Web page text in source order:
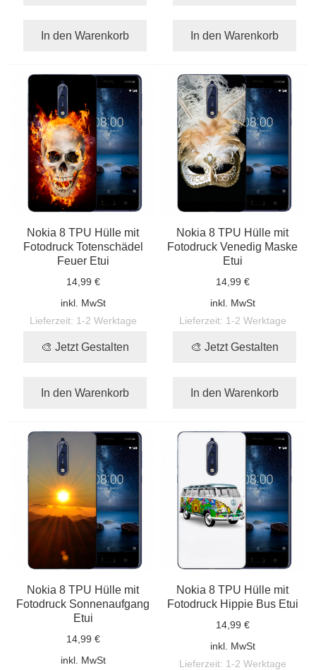
In den Warenkorb In den Warenkorb
Nokia 8 TPU Hülle mit
Fotodruck Totenschädel
Feuer Etui
14,99 €
inkl. MwSt
Lieferzeit: 1-2 Werktage
🎨 Jetzt Gestalten
In den Warenkorb
Nokia 8 TPU Hülle mit
Fotodruck Venedig Maske
Etui
14,99 €
inkl. MwSt
Lieferzeit: 1-2 Werktage
🎨 Jetzt Gestalten
In den Warenkorb
Nokia 8 TPU Hülle mit
Fotodruck Sonnenaufgang
Etui
14,99 €
inkl. MwSt
Nokia 8 TPU Hülle mit
Fotodruck Hippie Bus Etui
14,99 €
inkl. MwSt
Lieferzeit: 1-2 Werktage